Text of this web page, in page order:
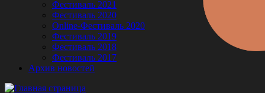
Фестиваль 2021
Фестиваль 2020
Online-Фестиваль 2020
Фестиваль 2019
Фестиваль 2018
Фестиваль 2017
Архив новостей